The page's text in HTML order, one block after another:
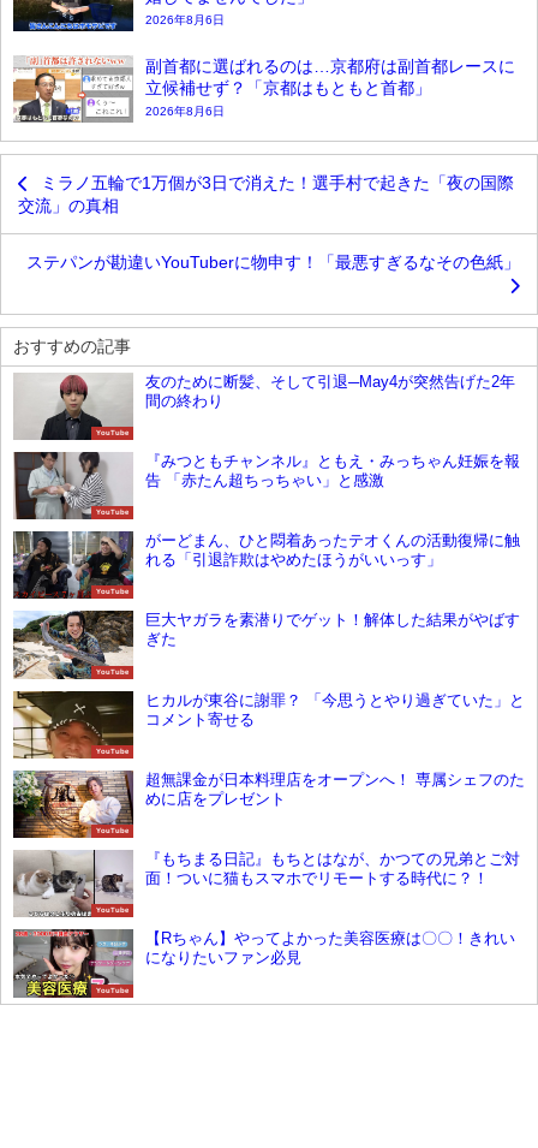
2026年8月6日
副首都に選ばれるのは…京都府は副首都レースに
立候補せず？「京都はもともと首都」
2026年8月6日
ミラノ五輪で1万個が3日で消えた！選手村で起きた「夜の国際
交流」の真相
ステパンが勘違いYouTuberに物申す！「最悪すぎるなその色紙」
おすすめの記事
YouTube
友のために断髪、そして引退─May4が突然告げた2年
間の終わり
YouTube
『みつともチャンネル』ともえ・みっちゃん妊娠を報
告 「赤たん超ちっちゃい」と感激
YouTube
がーどまん、ひと悶着あったテオくんの活動復帰に触
れる「引退詐欺はやめたほうがいいっす」
YouTube
巨大ヤガラを素潜りでゲット！解体した結果がやばす
ぎた
YouTube
ヒカルが東谷に謝罪？ 「今思うとやり過ぎていた」と
コメント寄せる
YouTube
超無課金が日本料理店をオープンへ！ 専属シェフのた
めに店をプレゼント
YouTube
『もちまる日記』もちとはなが、かつての兄弟とご対
面！ついに猫もスマホでリモートする時代に？！
YouTube
【Rちゃん】やってよかった美容医療は〇〇！きれい
になりたいファン必見